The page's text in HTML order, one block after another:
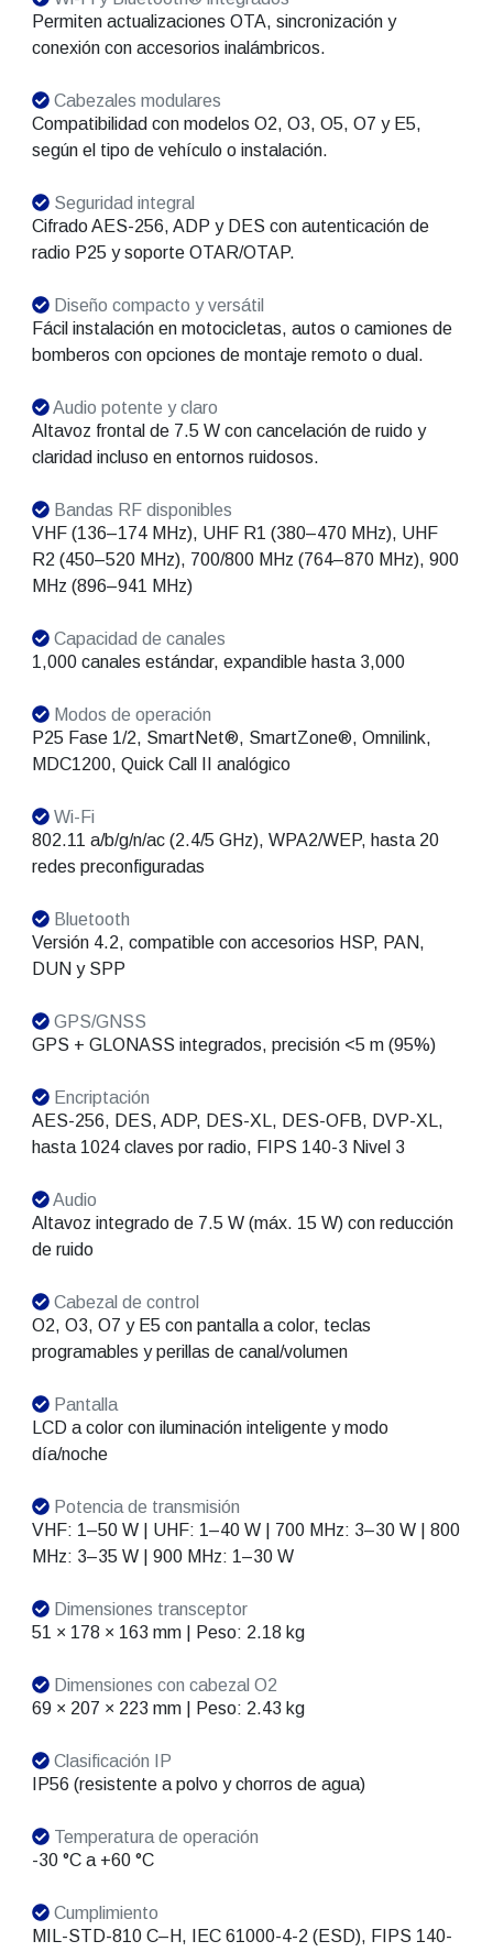
Permiten actualizaciones OTA, sincronización y
conexión con accesorios inalámbricos.
Cabezales modulares
Compatibilidad con modelos O2, O3, O5, O7 y E5,
según el tipo de vehículo o instalación.
Seguridad integral
Cifrado AES-256, ADP y DES con autenticación de
radio P25 y soporte OTAR/OTAP.
Diseño compacto y versátil
Fácil instalación en motocicletas, autos o camiones de
bomberos con opciones de montaje remoto o dual.
Audio potente y claro
Altavoz frontal de 7.5 W con cancelación de ruido y
claridad incluso en entornos ruidosos.
Bandas RF disponibles
VHF (136–174 MHz), UHF R1 (380–470 MHz), UHF
R2 (450–520 MHz), 700/800 MHz (764–870 MHz), 900
MHz (896–941 MHz)
Capacidad de canales
1,000 canales estándar, expandible hasta 3,000
Modos de operación
P25 Fase 1/2, SmartNet®, SmartZone®, Omnilink,
MDC1200, Quick Call II analógico
Wi-Fi
802.11 a/b/g/n/ac (2.4/5 GHz), WPA2/WEP, hasta 20
redes preconfiguradas
Bluetooth
Versión 4.2, compatible con accesorios HSP, PAN,
DUN y SPP
GPS/GNSS
GPS + GLONASS integrados, precisión <5 m (95%)
Encriptación
AES-256, DES, ADP, DES-XL, DES-OFB, DVP-XL,
hasta 1024 claves por radio, FIPS 140-3 Nivel 3
Audio
Altavoz integrado de 7.5 W (máx. 15 W) con reducción
de ruido
Cabezal de control
O2, O3, O7 y E5 con pantalla a color, teclas
programables y perillas de canal/volumen
Pantalla
LCD a color con iluminación inteligente y modo
día/noche
Potencia de transmisión
VHF: 1–50 W | UHF: 1–40 W | 700 MHz: 3–30 W | 800
MHz: 3–35 W | 900 MHz: 1–30 W
Dimensiones transceptor
51 × 178 × 163 mm | Peso: 2.18 kg
Dimensiones con cabezal O2
69 × 207 × 223 mm | Peso: 2.43 kg
Clasificación IP
IP56 (resistente a polvo y chorros de agua)
Temperatura de operación
-30 °C a +60 °C
Cumplimiento
MIL-STD-810 C–H, IEC 61000-4-2 (ESD), FIPS 140-